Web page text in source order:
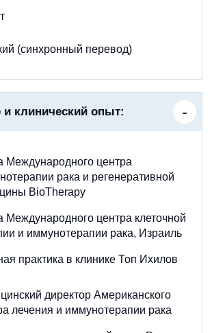
(синхронный перевод)
и клинический опыт:
Международного центра
рака и регенеративной
BioTherapy
Международного центра клеточной
и иммунотерапии рака, Израиль
практика в клинике Топ Ихилов
директор Американского
лечения и иммунотерапии рака